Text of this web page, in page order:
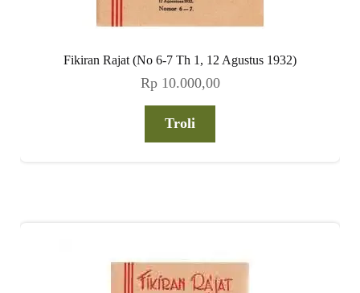
Fikiran Rajat (No 6-7 Th 1, 12 Agustus 1932)
Rp10.000,00
Troli